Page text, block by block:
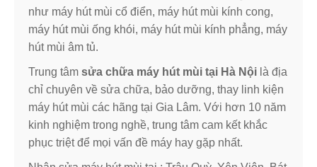
như máy hút mùi cổ điển, máy hút mùi kính cong,
máy hút mùi ống khói, máy hút mùi kính phẳng, máy
hút mùi âm tủ.
Trung tâm sửa chữa máy hút mùi tại Hà Nội là địa
chỉ chuyên về sửa chữa, bảo dưỡng, thay linh kiện
máy hút mùi các hãng tại Gia Lâm. Với hơn 10 năm
kinh nghiệm trong nghề, trung tâm cam kết khắc
phục triệt để mọi vấn đề máy hay gặp nhất.